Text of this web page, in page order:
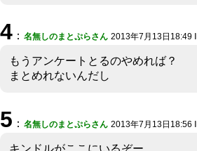
4 ： 名無しのまとぷらさん 2013年7月13日18:49
もうアンケートとるのやめれば？
まとめれないんだし
5 ： 名無しのまとぷらさん 2013年7月13日18:56